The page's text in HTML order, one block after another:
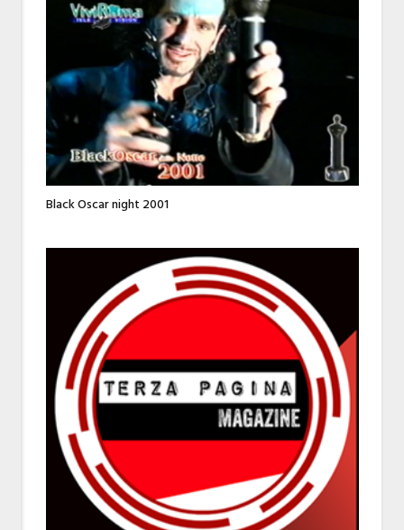
Black Oscar night 2001